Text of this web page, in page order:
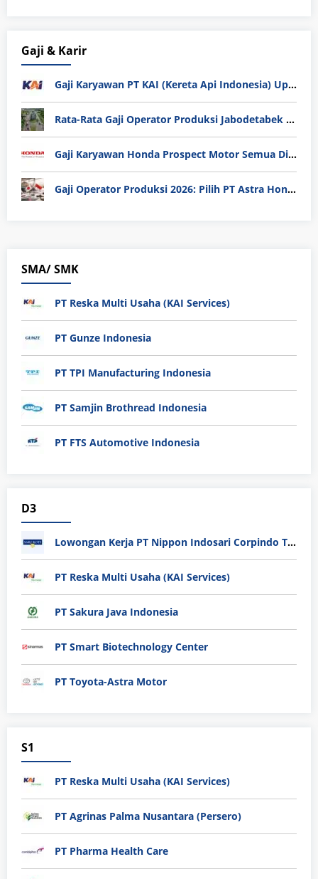
Gaji & Karir
Gaji Karyawan PT KAI (Kereta Api Indonesia) Update 2025
Rata-Rata Gaji Operator Produksi Jabodetabek 2025: Bedah Tuntas UMK, Lemburan, dan Realita Hidup Buruh
Gaji Karyawan Honda Prospect Motor Semua Divisi
Gaji Operator Produksi 2026: Pilih PT Astra Honda Motor (AHM) atau Manufaktur di Jepang?
SMA/ SMK
PT Reska Multi Usaha (KAI Services)
PT Gunze Indonesia
PT TPI Manufacturing Indonesia
PT Samjin Brothread Indonesia
PT FTS Automotive Indonesia
D3
Lowongan Kerja PT Nippon Indosari Corpindo Tbk. Bulan Agustus 2026
PT Reska Multi Usaha (KAI Services)
PT Sakura Java Indonesia
PT Smart Biotechnology Center
PT Toyota-Astra Motor
S1
PT Reska Multi Usaha (KAI Services)
PT Agrinas Palma Nusantara (Persero)
PT Pharma Health Care